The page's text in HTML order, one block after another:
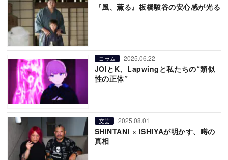
『風、薫る』板橋駿谷の安心感が光る
コラム 2025.06.22
JOIとK、Lapwingと私たちの“類似
性の正体”
文芸 2025.08.01
SHINTANI × ISHIYAが明かす、噂の
真相